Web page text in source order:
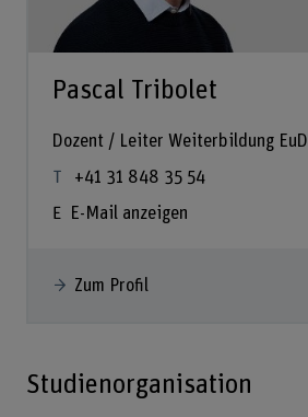
Pascal Tribolet
Dozent / Leiter Weiterbildung EuD
+41 31 848 35 54
E-Mail anzeigen
Zum Profil
Studienorganisation